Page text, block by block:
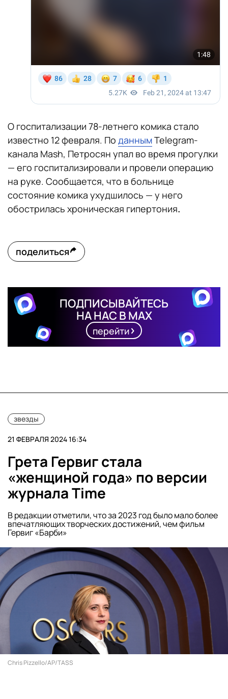
О госпитализации 78-летнего комика стало
известно 12 февраля. По даннымTelegram-
канала Mash, Петросян упал во время прогулки
— его госпитализировали и провели операцию
на руке. Сообщается, что в больнице
состояние комика ухудшилось — у него
обострилась хроническая гипертония.
поделиться
ПОДПИСЫВАЙТЕСЬ
НА НАС В MAX
перейти
звезды
21 ФЕВРАЛЯ 2024 16:34
Грета Гервиг стала
«женщиной года» по версии
журнала Time
В редакции отметили, что за 2023 год было мало более
впечатляющих творческих достижений, чем фильм
Гервиг «Барби»
Chris Pizzello/AP/TASS